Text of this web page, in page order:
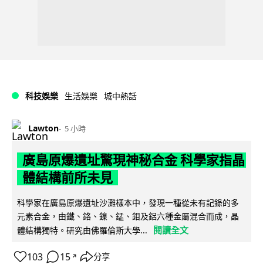
科技娛樂 生活娛樂 城中熱話
Lawton 5 小時
廣島原爆遺址驚現神秘合金 科學家指晶
體結構前所未見
科學家在廣島原爆遺址沙灘樣本中，發現一種從未有記錄的多
元素合金，由鐵、鉻、鎳、錳、鉬及鋁六種金屬混合而成，晶
體結構獨特。研究由佛羅倫斯大學...
閱讀全文
103 15 ↗ 分享